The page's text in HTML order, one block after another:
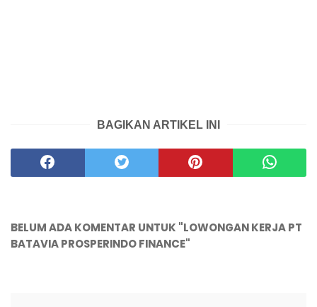
BAGIKAN ARTIKEL INI
BELUM ADA KOMENTAR UNTUK "LOWONGAN KERJA PT
BATAVIA PROSPERINDO FINANCE"